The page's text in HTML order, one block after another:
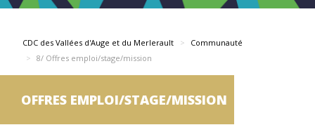
CDC des Vallées d'Auge et du Merlerault
Communauté
8/ Offres emploi/stage/mission
OFFRES EMPLOI/STAGE/MISSION